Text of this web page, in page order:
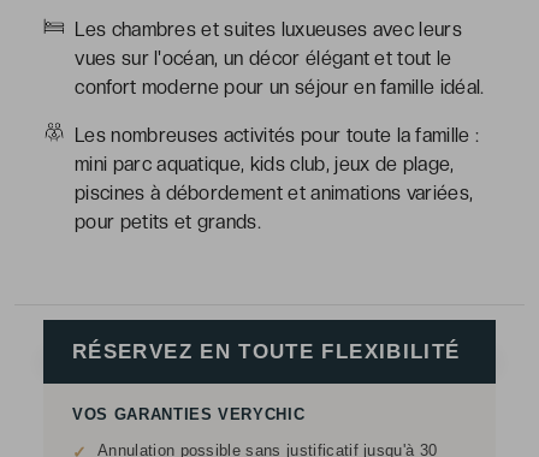
Les chambres et suites luxueuses avec leurs
vues sur l'océan, un décor élégant et tout le
confort moderne pour un séjour en famille idéal.
Les nombreuses activités pour toute la famille :
mini parc aquatique, kids club, jeux de plage,
piscines à débordement et animations variées,
pour petits et grands.
RÉSERVEZ EN TOUTE FLEXIBILITÉ
VOS GARANTIES VERYCHIC
✓
Annulation possible sans justificatif jusqu'à 30